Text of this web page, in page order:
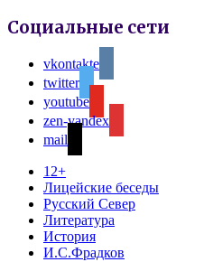
Социальные сети
vkontakte
twitter
youtube
zen-yandex
mail
12+
Лицейские беседы
Русский Север
Литература
История
И.С.Фрадков